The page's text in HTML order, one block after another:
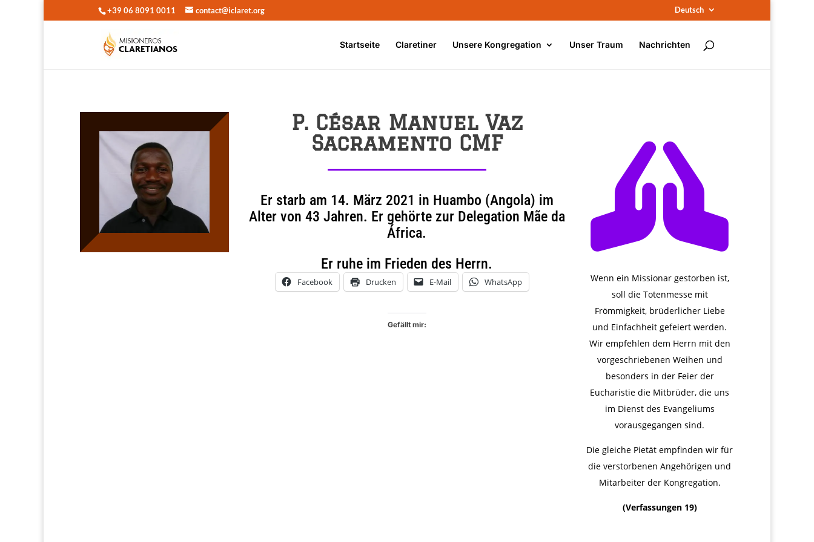
+39 06 8091 0011 contact@iclaret.org Deutsch
Startseite Claretiner Unsere Kongregation Unser Traum Nachrichten
P. César Manuel Vaz
Sacramento CMF
Er starb am 14. März 2021 in Huambo (Angola) im
Alter von 43 Jahren. Er gehörte zur Delegation Mãe da
África.
Er ruhe im Frieden des Herrn.
Facebook Drucken E-Mail WhatsApp
Gefällt mir:

Wenn ein Missionar gestorben ist,
soll die Totenmesse mit
Frömmigkeit, brüderlicher Liebe
und Einfachheit gefeiert werden.
Wir empfehlen dem Herrn mit den
vorgeschriebenen Weihen und
besonders in der Feier der
Eucharistie die Mitbrüder, die uns
im Dienst des Evangeliums
vorausgegangen sind.
Die gleiche Pietät empfinden wir für
die verstorbenen Angehörigen und
Mitarbeiter der Kongregation.
(Verfassungen 19)